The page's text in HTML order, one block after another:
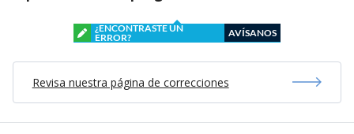
¿ENCONTRASTE UN
ERROR?
AVÍSANOS
Revisa nuestra página de correcciones